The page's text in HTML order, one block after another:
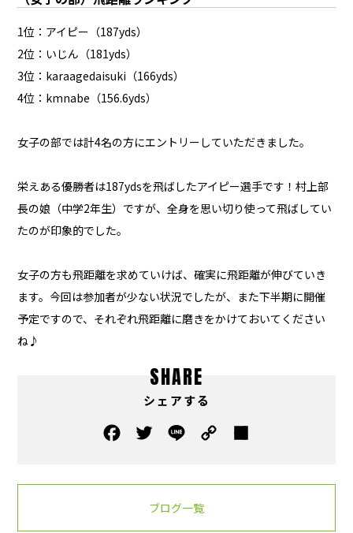
1位：アイピー（187yds）
2位：いじん（181yds）
3位：karaagedaisuki（166yds）
4位：kmnabe（156.6yds）
女子の部では計4名の方にエントリーしていただきました。
栄えある優勝者は187ydsを飛ばしたアイピー選手です！村上部
長の娘（中学2年生）ですが、全身を思い切り使って飛ばしてい
たのが印象的でした。
女子の方も飛距離を求めていけば、確実に飛距離が伸びていき
ます。今回は参加者が少ない状況でしたが、また下半期に開催
予定ですので、それぞれ飛距離に磨きをかけておいてください
ね♪
SHARE
シェアする
ブログ一覧